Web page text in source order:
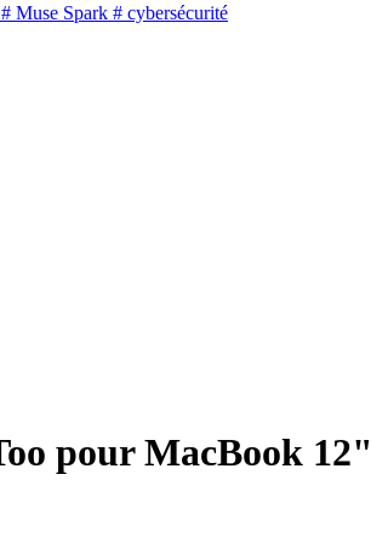
Muse Spark # cybersécurité
pour MacBook 12"